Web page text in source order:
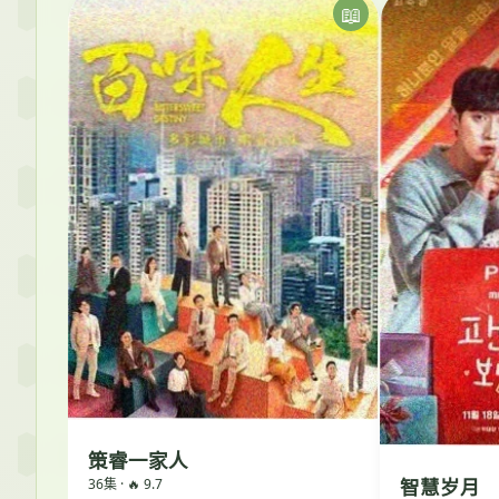
策睿一家人
36集 · 🔥 9.7 智慧岁月